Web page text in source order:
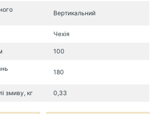
Вертикальний
Чехія
100
180
змиву, кг 0,33